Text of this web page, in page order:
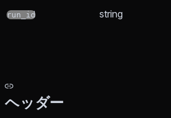
run_id string
ヘッダー